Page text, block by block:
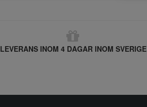
LEVERANS INOM 4 DAGAR INOM SVERIGE